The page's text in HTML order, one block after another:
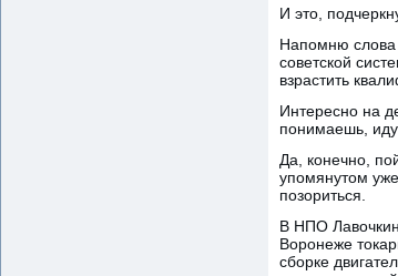
И это,
Напомню слова
советской
взрастить
Интересно на
понимаешь,
Да, конечно,
упомянутом
позориться.
В НПО
Воронеже
сборке